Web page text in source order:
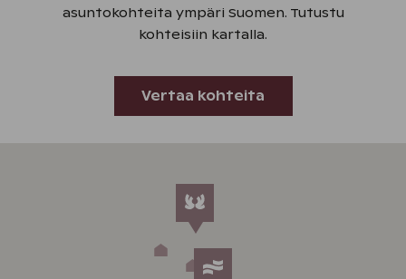
asuntokohteita ympäri Suomen. Tutustu
kohteisiin kartalla.
Vertaa kohteita